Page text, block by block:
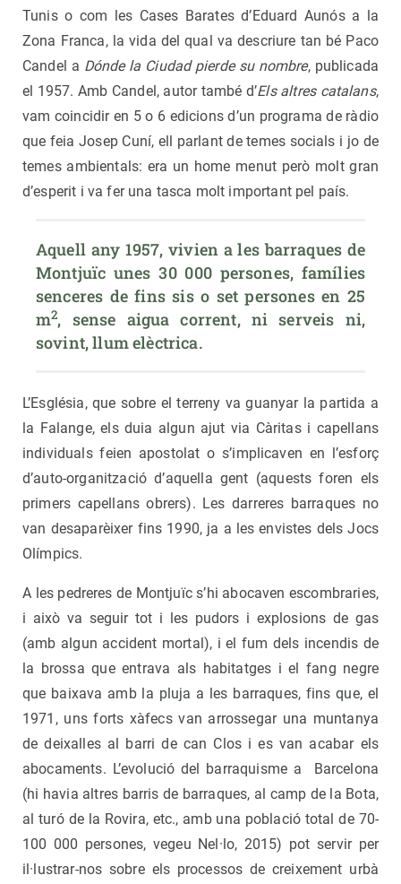
Tunis o com les Cases Barates d’Eduard Aunós a la
Zona Franca, la vida del qual va descriure tan bé Paco
Candel a Dónde la Ciudad pierde su nombre, publicada
el 1957. Amb Candel, autor també d’Els altres catalans,
vam coincidir en 5 o 6 edicions d’un programa de ràdio
que feia Josep Cuní, ell parlant de temes socials i jo de
temes ambientals: era un home menut però molt gran
d’esperit i va fer una tasca molt important pel país.
Aquell any 1957, vivien a les barraques de
Montjuïc unes 30 000 persones, famílies
senceres de fins sis o set persones en 25
m2, sense aigua corrent, ni serveis ni,
sovint, llum elèctrica.
L’Església, que sobre el terreny va guanyar la partida a
la Falange, els duia algun ajut via Càritas i capellans
individuals feien apostolat o s’implicaven en l’esforç
d’auto-organització d’aquella gent (aquests foren els
primers capellans obrers). Les darreres barraques no
van desaparèixer fins 1990, ja a les envistes dels Jocs
Olímpics.
A les pedreres de Montjuïc s’hi abocaven escombraries,
i això va seguir tot i les pudors i explosions de gas
(amb algun accident mortal), i el fum dels incendis de
la brossa que entrava als habitatges i el fang negre
que baixava amb la pluja a les barraques, fins que, el
1971, uns forts xàfecs van arrossegar una muntanya
de deixalles al barri de can Clos i es van acabar els
abocaments. L’evolució del barraquisme a Barcelona
(hi havia altres barris de barraques, al camp de la Bota,
al turó de la Rovira, etc., amb una població total de 70-
100 000 persones, vegeu Nel·lo, 2015) pot servir per
il·lustrar-nos sobre els processos de creixement urbà